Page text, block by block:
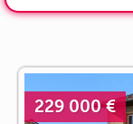
229 000 €